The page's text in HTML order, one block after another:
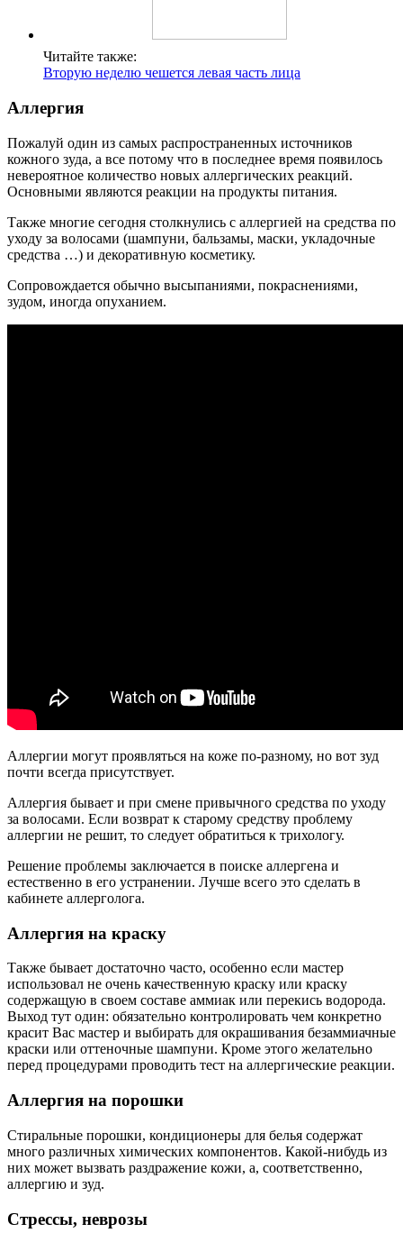
Читайте также:
Вторую неделю чешется левая часть лица
Аллергия
Пожалуй один из самых распространенных источников
кожного зуда, а все потому что в последнее время появилось
невероятное количество новых аллергических реакций.
Основными являются реакции на продукты питания.
Также многие сегодня столкнулись с аллергией на средства по
уходу за волосами (шампуни, бальзамы, маски, укладочные
средства …) и декоративную косметику.
Сопровождается обычно высыпаниями, покраснениями,
зудом, иногда опуханием.
Аллергии могут проявляться на коже по-разному, но вот зуд
почти всегда присутствует.
Аллергия бывает и при смене привычного средства по уходу
за волосами. Если возврат к старому средству проблему
аллергии не решит, то следует обратиться к трихологу.
Решение проблемы заключается в поиске аллергена и
естественно в его устранении. Лучше всего это сделать в
кабинете аллерголога.
Аллергия на краску
Также бывает достаточно часто, особенно если мастер
использовал не очень качественную краску или краску
содержащую в своем составе аммиак или перекись водорода.
Выход тут один: обязательно контролировать чем конкретно
красит Вас мастер и выбирать для окрашивания безаммиачные
краски или оттеночные шампуни. Кроме этого желательно
перед процедурами проводить тест на аллергические реакции.
Аллергия на порошки
Стиральные порошки, кондиционеры для белья содержат
много различных химических компонентов. Какой-нибудь из
них может вызвать раздражение кожи, а, соответственно,
аллергию и зуд.
Стрессы, неврозы